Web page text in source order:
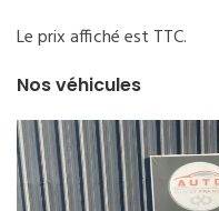
Le prix affiché est TTC.
Nos véhicules